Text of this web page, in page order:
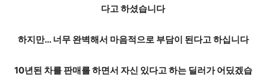
다고 하셨습니다
하지만… 너무 완벽해서 마음적으로 부담이 된다고 하십니다
10년된 차를 판매를 하면서 자신 있다고 하는 딜러가 어딨겠습